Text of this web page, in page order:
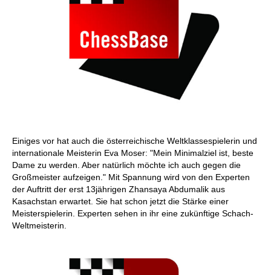
Einiges vor hat auch die österreichische Weltklassespielerin und
internationale Meisterin Eva Moser: "Mein Minimalziel ist, beste
Dame zu werden. Aber natürlich möchte ich auch gegen die
Großmeister aufzeigen." Mit Spannung wird von den Experten
der Auftritt der erst 13jährigen Zhansaya Abdumalik aus
Kasachstan erwartet. Sie hat schon jetzt die Stärke einer
Meisterspielerin. Experten sehen in ihr eine zukünftige Schach-
Weltmeisterin.